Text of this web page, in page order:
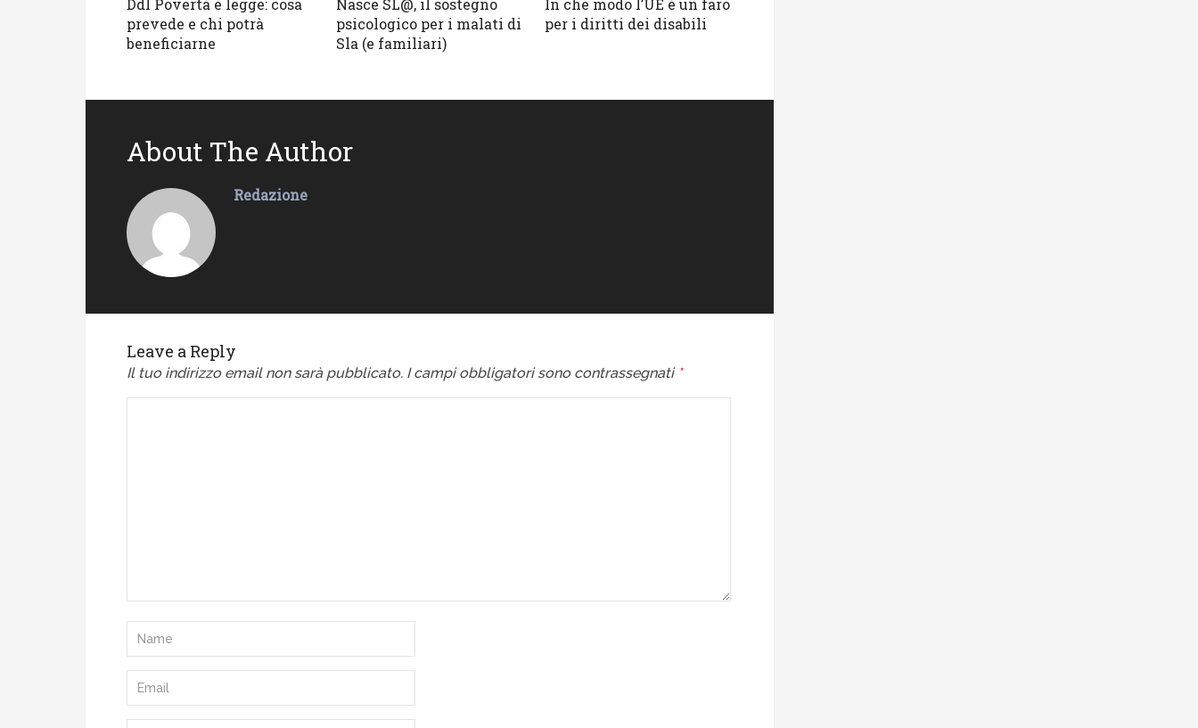
Ddl Povertà è legge: cosa
prevede e chi potrà
beneficiarne
Nasce SL@, il sostegno
psicologico per i malati di
Sla (e familiari)
In che modo l’UE è un faro
per i diritti dei disabili
About The Author
Redazione
Leave a Reply
Il tuo indirizzo email non sarà pubblicato. I campi obbligatori sono contrassegnati *